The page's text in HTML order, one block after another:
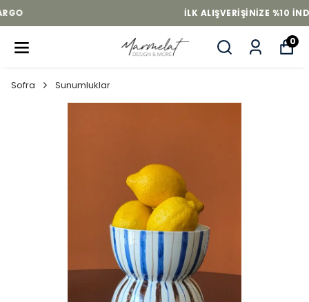
İLK ALIŞVERIŞINIZE %10 INDIRIM
0
Sofra Sunumluklar